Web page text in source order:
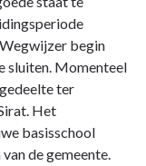
begin
sluiten. Momenteel
ter
Het
basisschool
de gemeente.